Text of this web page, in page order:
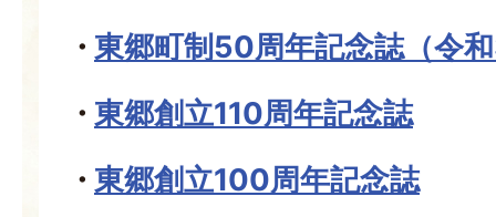
東郷町制50周年記念誌（令
東郷創立110周年記念誌
東郷創立100周年記念誌